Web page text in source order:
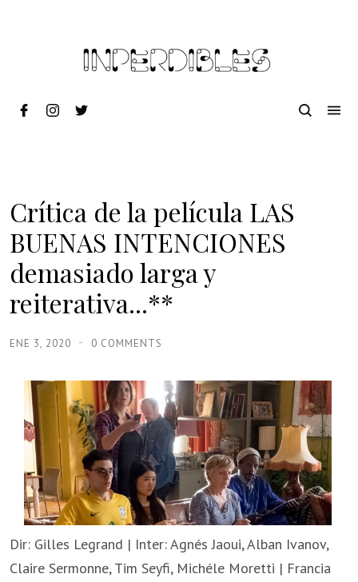
Crítica de la película LAS
BUENAS INTENCIONES
demasiado larga y
reiterativa...**
ENE 3, 2020 0 COMMENTS
Dir: Gilles Legrand | Inter: Agnés Jaoui, Alban Ivanov,
Claire Sermonne, Tim Seyfi, Michéle Moretti | Francia